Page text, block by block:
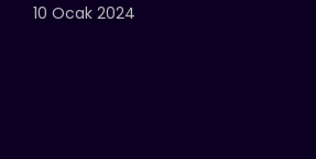
10 Ocak 2024